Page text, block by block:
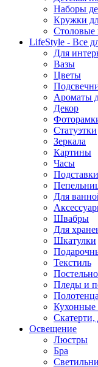
Наборы
Кружки
Столовые
LifeStyle - Все
Для
Вазы
Цветы
Ароматы
Декор
Статуэтки
Зеркала
Картины
Часы
Для
Швабры
Для
Шкатулки
Текстиль
Пледы и
Кухонные
Освещение
Люстры
Бра